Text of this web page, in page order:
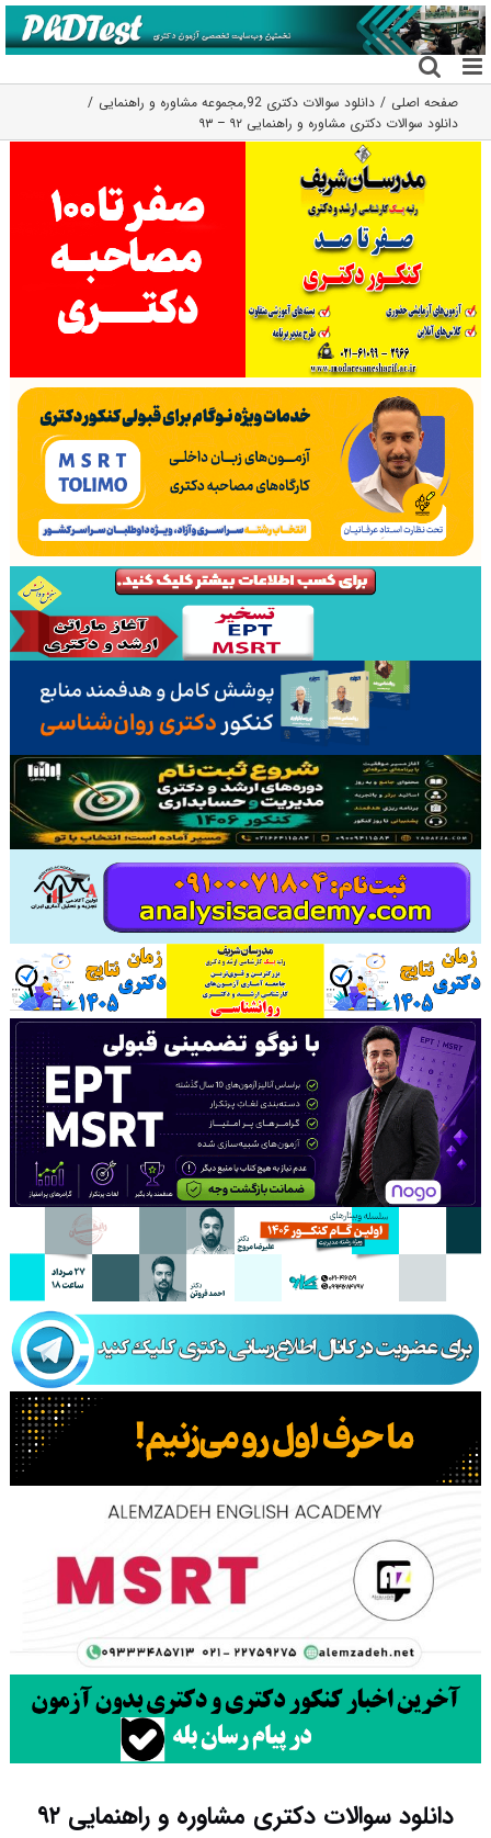
رفتن
به
محتوا
صفحه اصلی دانلود سوالات دکتری 92 ,مجموعه مشاوره و راهنمایی
دانلود سوالات دکتری مشاوره و راهنمایی ۹۲ – ۹۳
دانلود سوالات دکتری مشاوره و راهنمایی ۹۲